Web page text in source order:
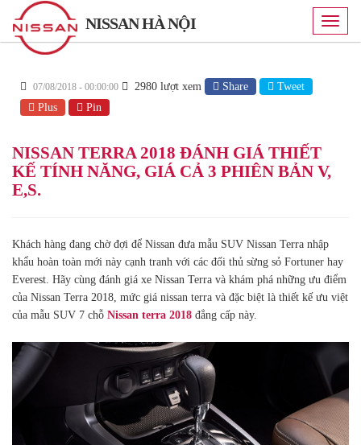
Toggle
NISSAN HÀ NỘI
07/08/2018 - 00:00:00 2980 lượt xem Share
Tweet
Plus
Pin
NISSAN TERRA 2018 ĐÁNH GIÁ THIẾT
KẾ TÍNH NĂNG, GIÁ CẢ 3 PHIÊN BẢN V,
E,S.
Khách hàng đang chờ đợi để Nissan đưa mẫu SUV Nissan Terra nhập
khẩu hoàn toàn mới này cạnh tranh với các đối thủ sừng sỏ Fortuner hay
Everest. Hãy cùng đánh giá xe Nissan Terra và khám phá những ưu điểm
của Nissan Terra 2018, mức giá nissan terra và đặc biệt là thiết kế ưu việt
của mẫu SUV 7 chỗ Nissan terra 2018 đẳng cấp này.